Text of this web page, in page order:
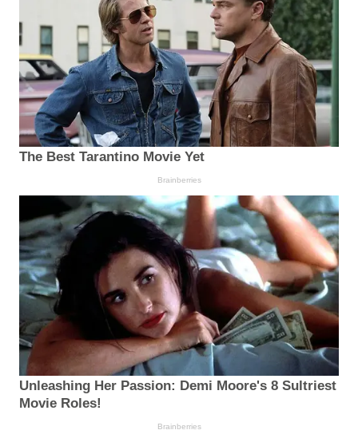
The Best Tarantino Movie Yet
Brainberries
Unleashing Her Passion: Demi Moore's 8 Sultriest
Movie Roles!
Brainberries